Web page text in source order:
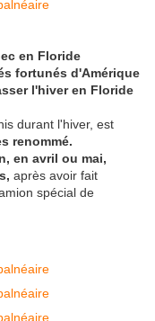
en Floride
fortunés d'Amérique
l'hiver en Floride
durant l'hiver, est
renommé.
en avril ou mai,
après avoir fait
spécial de